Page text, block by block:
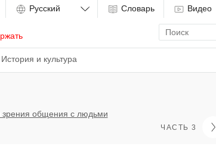
История и культура
Словарь Видео
Enter
search
term
зрения общения с людьми
ЧАСТЬ 3